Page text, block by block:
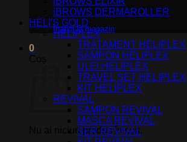
Nu ai niciun produs în coș.
Înapoi la magazin
0
Nu ai niciun produs în coș.
iBROWS DERMAROLLER
HELI'S GOLD
HELIPLEX
TRATAMENT HELIPLEX
SAMPON HELIPLEX
ULEI HELIPLEX
TRAVEL SET HELIPLEX
KIT HELIPLEX
REVIVAL
SAMPON REVIVAL
MASCA REVIVAL
SER REVIVAL